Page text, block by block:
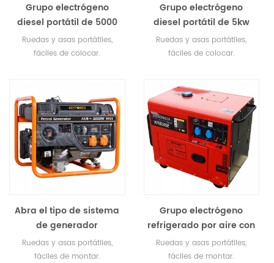
Grupo electrógeno
diesel portátil de 5000
w para uso doméstico.
Ruedas y asas portátiles,
fáciles de colocar.
funcionamiento súper
silencioso. Vibración mínima
y amp; carrera tranquila Bajo
consumo de aceite y alta
eficiencia económica.
Grupo electrógeno
diesel portátil de 5kw
con epa, ce, sgs, ec-ii,
carb.
Ruedas y asas portátiles,
fáciles de colocar.
funcionamiento súper
silencioso. Vibración mínima
y amp; carrera tranquila Bajo
consumo de aceite y alta
eficiencia económica.
Abra el tipo de sistema
de generador
refrigerado de aire con
el CE, SGS
Ruedas y asas portátiles,
fáciles de montar.
Grupo electrógeno
refrigerado por aire con
EPA, CE, SGS, EC-II, CARB
Ruedas y asas portátiles,
fáciles de montar.